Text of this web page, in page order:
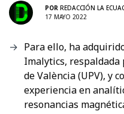
POR REDACCIÓN LA
17 MAYO 2022
Para ello, ha
Imalytics,
de València (UPV), y
experiencia en
resonancias